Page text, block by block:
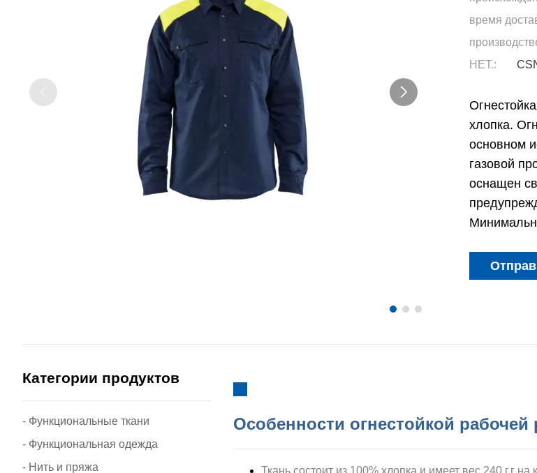
время
НЕТ.:
хлопка.
основном
газовой
оснащен
Категории продуктов
- Функциональные ткани
- Функциональная одежда
- Нить и пряжа
Особенности огнестойкой рабочей
Ткань состоит из 100% хлопка и имеет вес 240 г.г на